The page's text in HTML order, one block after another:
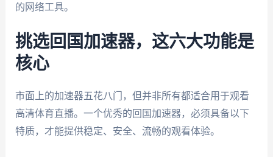
的网络工具。
挑选回国加速器，这六大功能是
核心
市面上的加速器五花八门，但并非所有都适合用于观看
高清体育直播。一个优秀的回国加速器，必须具备以下
特质，才能提供稳定、安全、流畅的观看体验。